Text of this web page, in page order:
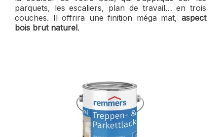
parquets, les escaliers, plan de travail… en trois
couches. Il offrira une finition méga mat, aspect
bois brut naturel.